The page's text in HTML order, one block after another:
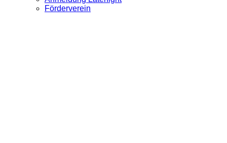
Förderverein